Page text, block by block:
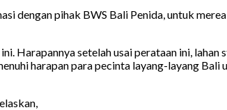
dengan pihak BWS Bali Penida, untuk
Harapannya setelah usai perataan ini, lahan
harapan para pecinta layang-layang Bali